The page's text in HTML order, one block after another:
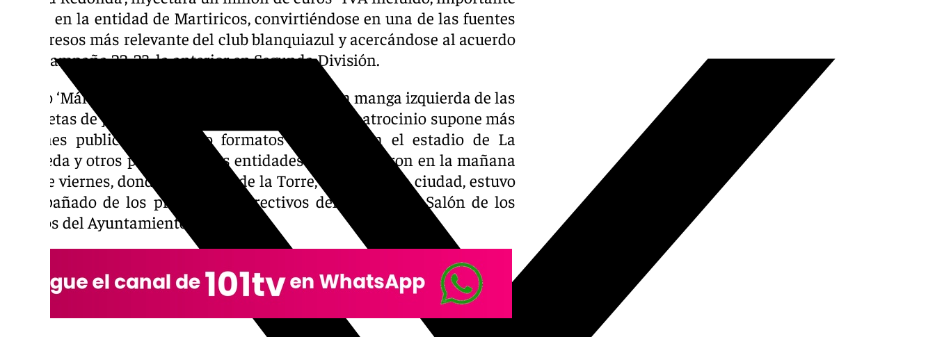
matiz- en la entidad de Martiricos, convirtiéndose en una de las fuentes
de ingresos más relevante del club blanquiazul y acercándose al acuerdo
de la campaña 22-23, la anterior en Segunda División.
El logo ‘Málaga Ciudad Redonda’ ya aparece en la manga izquierda de las
camisetas de juego del equipo, pero el acuerdo de patrocinio supone más
acciones publicitarias como formatos estáticos en el estadio de La
Rosaleda y otros pactos. Ambas entidades lo oficializaron en la mañana
de este viernes, donde Francisco de la Torre, alcalde de la ciudad, estuvo
acompañado de los principales directivos del club, en el Salón de los
Espejos del Ayuntamiento.